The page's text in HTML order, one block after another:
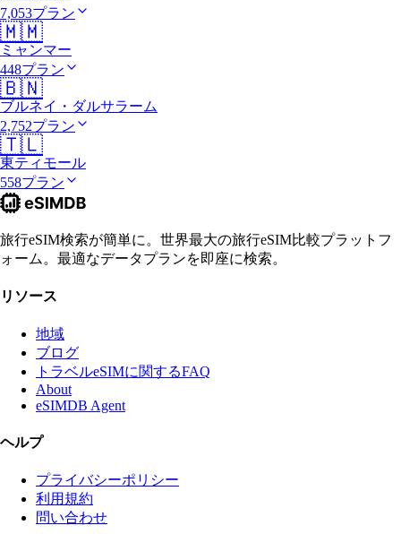
7,053プラン
🇲🇲
ミャンマー
448プラン
🇧🇳
ブルネイ・ダルサラーム
2,752プラン
🇹🇱
東ティモール
558プラン
旅行eSIM検索が簡単に。世界最大の旅行eSIM比較プラットフ
ォーム。最適なデータプランを即座に検索。
リソース
地域
ブログ
トラベルeSIMに関するFAQ
About
eSIMDB Agent
ヘルプ
プライバシーポリシー
利用規約
問い合わせ